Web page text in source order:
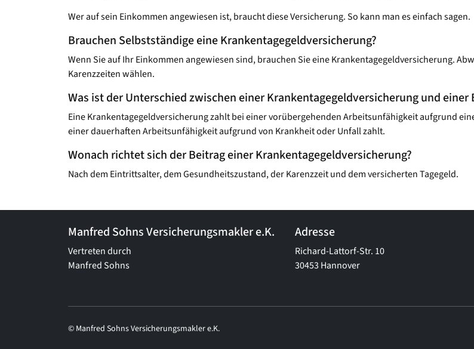
Wer auf sein Einkommen angewiesen ist, braucht diese Versicherung. So kann man es einfach sagen.
Brauchen Selbstständige eine Krankentagegeld­versicherung?
Wenn Sie auf Ihr Einkommen angewiesen sind, brauchen Sie eine Krankentagegeld­versicherung.
Karenzzeiten wählen.
Was ist der Unterschied zwischen einer Krankentagegeld­versicherung und
Eine Krankentagegeld­versicherung zahlt bei einer vorübergehenden Arbeitsunfähigkeit aufgrund
einer dauerhaften Arbeitsunfähigkeit aufgrund von Krankheit oder Unfall zahlt.
Wonach richtet sich der Beitrag einer Krankentagegeld­versicherung?
Nach dem Eintrittsalter, dem Gesundheitszustand, der Karenzzeit und dem versicherten Tagegeld.
Manfred Sohns Versicherungsmakler e.K.
Vertreten durch
Manfred Sohns
Adresse
Richard-Lattorf-Str. 10
30453 Hannover
© Manfred Sohns Versicherungsmakler e.K.